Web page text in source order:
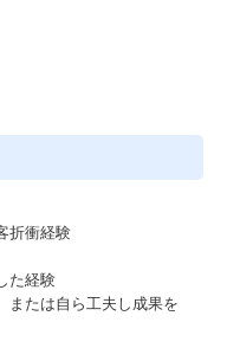
折衝経験
た経験
または自ら工夫し成果を